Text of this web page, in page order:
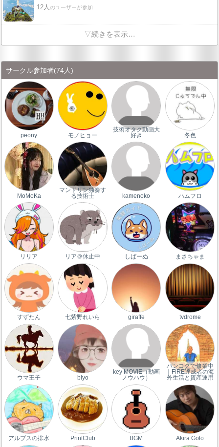
12人のユーザーが参加
▽続きを表示…
サークル参加者(74人)
peony モノヒョー
技術オタク動画大
好き
冬色
MoMoKa
マンドリン独奏す
る技術士
kamenoko ハムフロ
リリア リア＠休止中 しばーぬ まさちゃま
すずたん 七紫野れいら giraffe tvdrome
ウマ王子 biyo
key MOVIE（動画
ノウハウ）
バンコクで修業中
｜FIRE達成者の海
外生活と資産運用
アルプスの排水 PrintClub BGM Akira Goto